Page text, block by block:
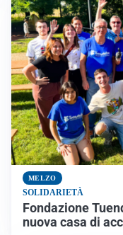
MELZO
SOLIDARIETÀ
Fondazione
nuova casa di